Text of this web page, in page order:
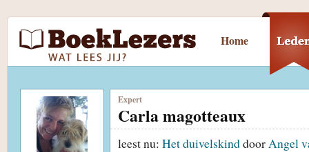
Home
Expert
Carla magotteaux
leest nu: Het duivelskinddoorAngel